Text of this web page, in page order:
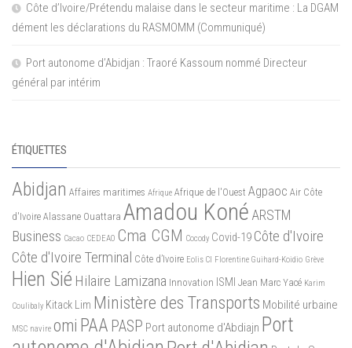
Côte d’Ivoire/Prétendu malaise dans le secteur maritime : La DGAM
dément les déclarations du RASMOMM (Communiqué)
Port autonome d’Abidjan : Traoré Kassoum nommé Directeur
général par intérim
ÉTIQUETTES
Abidjan Affaires maritimes Afrique Afrique de l'Ouest Agpaoc Air Côte
d'Ivoire Alassane Ouattara Amadou Koné ARSTM
Business Cacao CEDEAO Cma CGM Cocody Covid-19 Côte d'Ivoire
Côte d'Ivoire Terminal Côte d’Ivoire Eolis CI Florentine Guihard-Koidio Grève
Hien Sié Hilaire Lamizana Innovation ISMI Jean Marc Yacé Karim
Coulibaly Kitack Lim Ministère des Transports Mobilité urbaine
MSC navire omi PAA PASP Port autonome d'Abdiajn Port